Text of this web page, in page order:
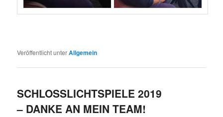
Veröffentlicht unterAllgemein
SCHLOSSLICHTSPIELE 2019
– DANKE AN MEIN TEAM!